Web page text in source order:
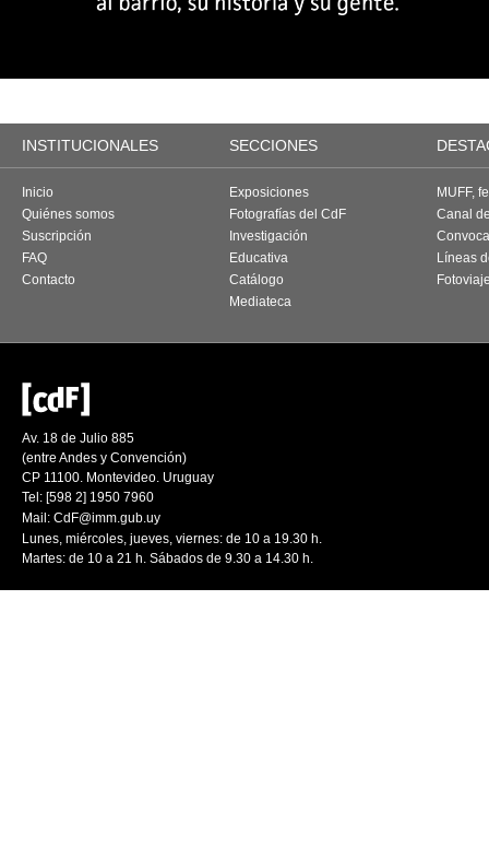
INSTITUCIONALES SECCIONES
Inicio
Quiénes somos
Suscripción
FAQ
Contacto
Exposiciones
Fotografías del CdF
Investigación
Educativa
Catálogo
Mediateca
MUFF,
Canal
Líneas
Av. 18 de Julio 885
(entre Andes y Convención)
CP 11100. Montevideo. Uruguay
Tel: [598 2] 1950 7960
Mail: CdF@imm.gub.uy
Lunes, miércoles, jueves, viernes: de 10 a 19.30 h.
Martes: de 10 a 21 h. Sábados de 9.30 a 14.30 h.